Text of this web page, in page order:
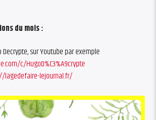
du mois :
sur Youtube par exemple
c/HugoD%C3%A9crypte
lagedefaire-lejournal.fr/